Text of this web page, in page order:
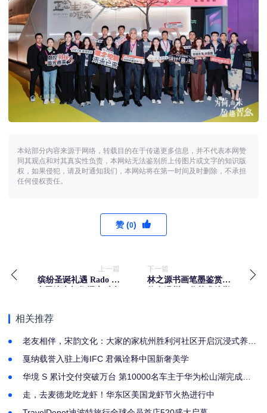
本站部分内容来源于网络，转载目的在于传递更多信息，并不代表本网赞
同其观点和对其真实性负责，本网站无法鉴别所上传图片或文字的知识版
权，如果侵犯，请及时通知我们，本网站将在第一时间及时删除，不承担
任何侵权责任。
赞 (0)
上一篇
缤纷圣诞礼遇 Rado 瑞
下一篇
林之源书画笔墨鉴赏会
相关推荐
老友相伴，宋韵文化：大家的家杭州胜利河社区开启沉浸式养老
戛纳载誉入驻上海IFC 君佩诠释中国新奢美学
华境 S 累计交付突破万台 第10000名车主于华为松山湖完成交
走，去麦德龙吃龙虾！华东区美国龙虾节火热进行中